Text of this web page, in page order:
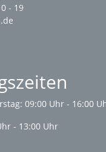
- 19
09:00 Uhr - 16:00
- 13:00 Uhr